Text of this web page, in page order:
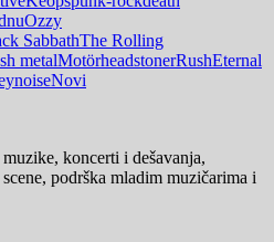
Ozzy
SabbathThe Rolling
metalMotörheadstonerRushEternal
Novi
koncerti i dešavanja,
podrška mladim muzičarima i